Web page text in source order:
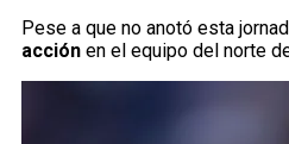
Pese a que no anotó esta
acción en el equipo del norte